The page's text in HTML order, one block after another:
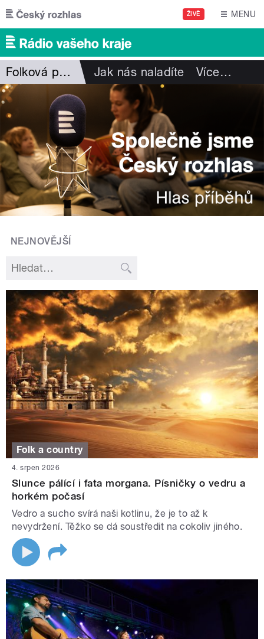
Přejít k hlavnímu obsahu
ŽIVĚ MENU
Folková pohlazení Jak nás naladíte Více…
NEJNOVĚJŠÍ
Folk a country
4. srpen 2026
Slunce pálící i fata morgana. Písničky o vedru a
horkém počasí
Vedro a sucho svírá naši kotlinu, že je to až k
nevydržení. Těžko se dá soustředit na cokoliv jiného.